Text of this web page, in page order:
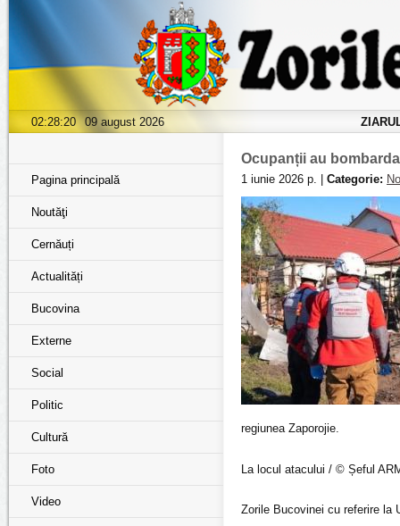
02:28:21 09 august 2026
Pagina principală
Noutăţi
Cernăuți
Actualități
Bucovina
Externe
Social
Politic
Cultură
Foto
Video
Ocupanții au
1 iunie 2026 р. | Categorie:
regiunea Zaporojie.
La locul atacului / © Șeful
Zorile Bucovinei cu referire la